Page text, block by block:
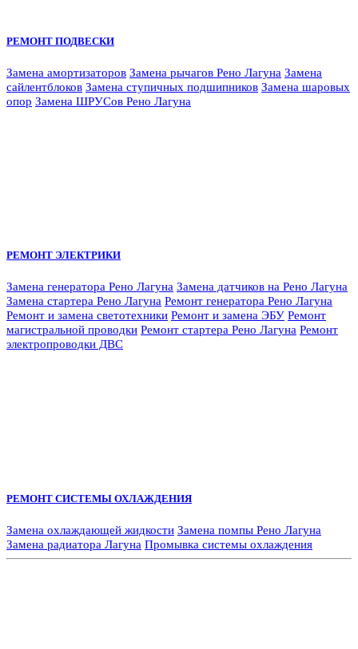
РЕМОНТ ПОДВЕСКИ
Замена амортизаторов Замена рычагов Рено Лагуна Замена
сайлентблоков Замена ступичных подшипников Замена шаровых
опор Замена ШРУСов Рено Лагуна
РЕМОНТ ЭЛЕКТРИКИ
Замена генератора Рено Лагуна Замена датчиков на Рено Лагуна
Замена стартера Рено Лагуна Ремонт генератора Рено Лагуна
Ремонт и замена светотехники Ремонт и замена ЭБУ Ремонт
магистральной проводки Ремонт стартера Рено Лагуна Ремонт
электропроводки ДВС
РЕМОНТ СИСТЕМЫ ОХЛАЖДЕНИЯ
Замена охлаждающей жидкости Замена помпы Рено Лагуна
Замена радиатора Лагуна Промывка системы охлаждения